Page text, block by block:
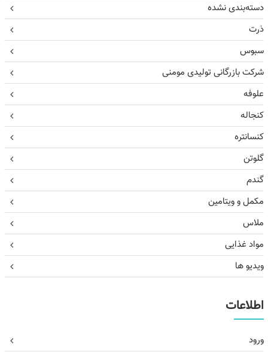
دسته‌بندی نشده
ذرت
سبوس
شرکت بازرگانی تولیدی مومنی
علوفه
کنجاله
کنسانتره
گلوتن
گندم
مکمل و ویتامین
ملاس
مواد غذایی
ویدیو ها
اطلاعات
ورود